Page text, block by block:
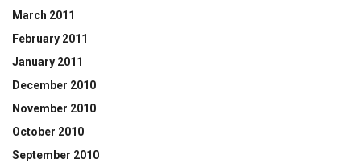
March 2011
February 2011
January 2011
December 2010
November 2010
October 2010
September 2010